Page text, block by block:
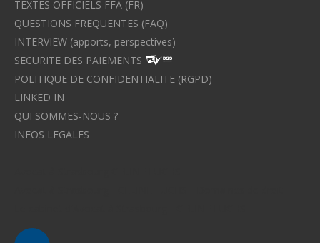
TEXTES OFFICIELS FFA (FR)
QUESTIONS FREQUENTES (FAQ)
INTERVIEW (apports, perspectives)
SECURITE DES PAIEMENTS
POLITIQUE DE CONFIDENTIALITE (RGPD)
LINKED IN
QUI SOMMES-NOUS ?
INFOS LEGALES